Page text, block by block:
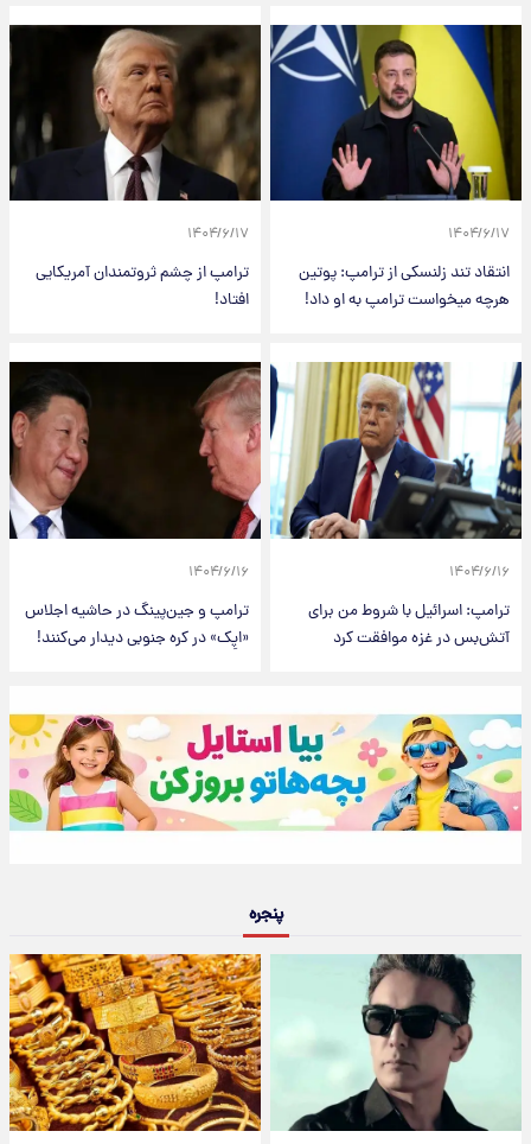
۱۴۰۴/۶/۱۷
انتقاد تند زلنسکی از ترامپ: پوتین
هرچه میخواست ترامپ به او داد!
۱۴۰۴/۶/۱۷
ترامپ از چشم ثروتمندان آمریکایی
افتاد!
۱۴۰۴/۶/۱۶
ترامپ: اسرائیل با شروط من برای
آتش‌بس در غزه موافقت کرد
۱۴۰۴/۶/۱۶
ترامپ و جین‌پینگ در حاشیه اجلاس
«اپِک» در کره جنوبی دیدار می‌کنند!
پنجره